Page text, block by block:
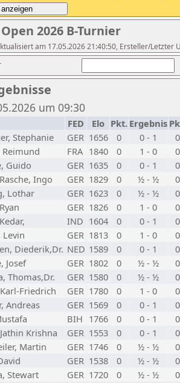
2026 B-Turnier
am 17.05.2026 21:40:50, Ersteller/Letzter
um 09:30
FED Elo Pkt. Ergebnis
Stephanie GER 1656 0 0 - 1
0
Reimund FRA 1840 0 1 - 0
0
Guido GER 1635 0 0 - 1
0
Ingo GER 1829 0 ½ - ½
0
Lothar GER 1623 0 ½ - ½
0
GER 1826 0 1 - 0
0
IND 1604 0 0 - 1
0
Levin GER 1813 0 1 - 0
0
Diederik,Dr. NED 1589 0 0 - 1
0
Josef GER 1802 0 ½ - ½
0
Thomas,Dr. GER 1580 0 ½ - ½
0
Friedrich GER 1780 0 1 - 0
0
Andreas GER 1569 0 0 - 1
0
BIH 1766 0 0 - 1
0
Krishna GER 1553 0 0 - 1
0
Martin GER 1746 0 ½ - ½
0
GER 1538 0 ½ - ½
0
Stewart GER 1720 0 ½ - ½
0